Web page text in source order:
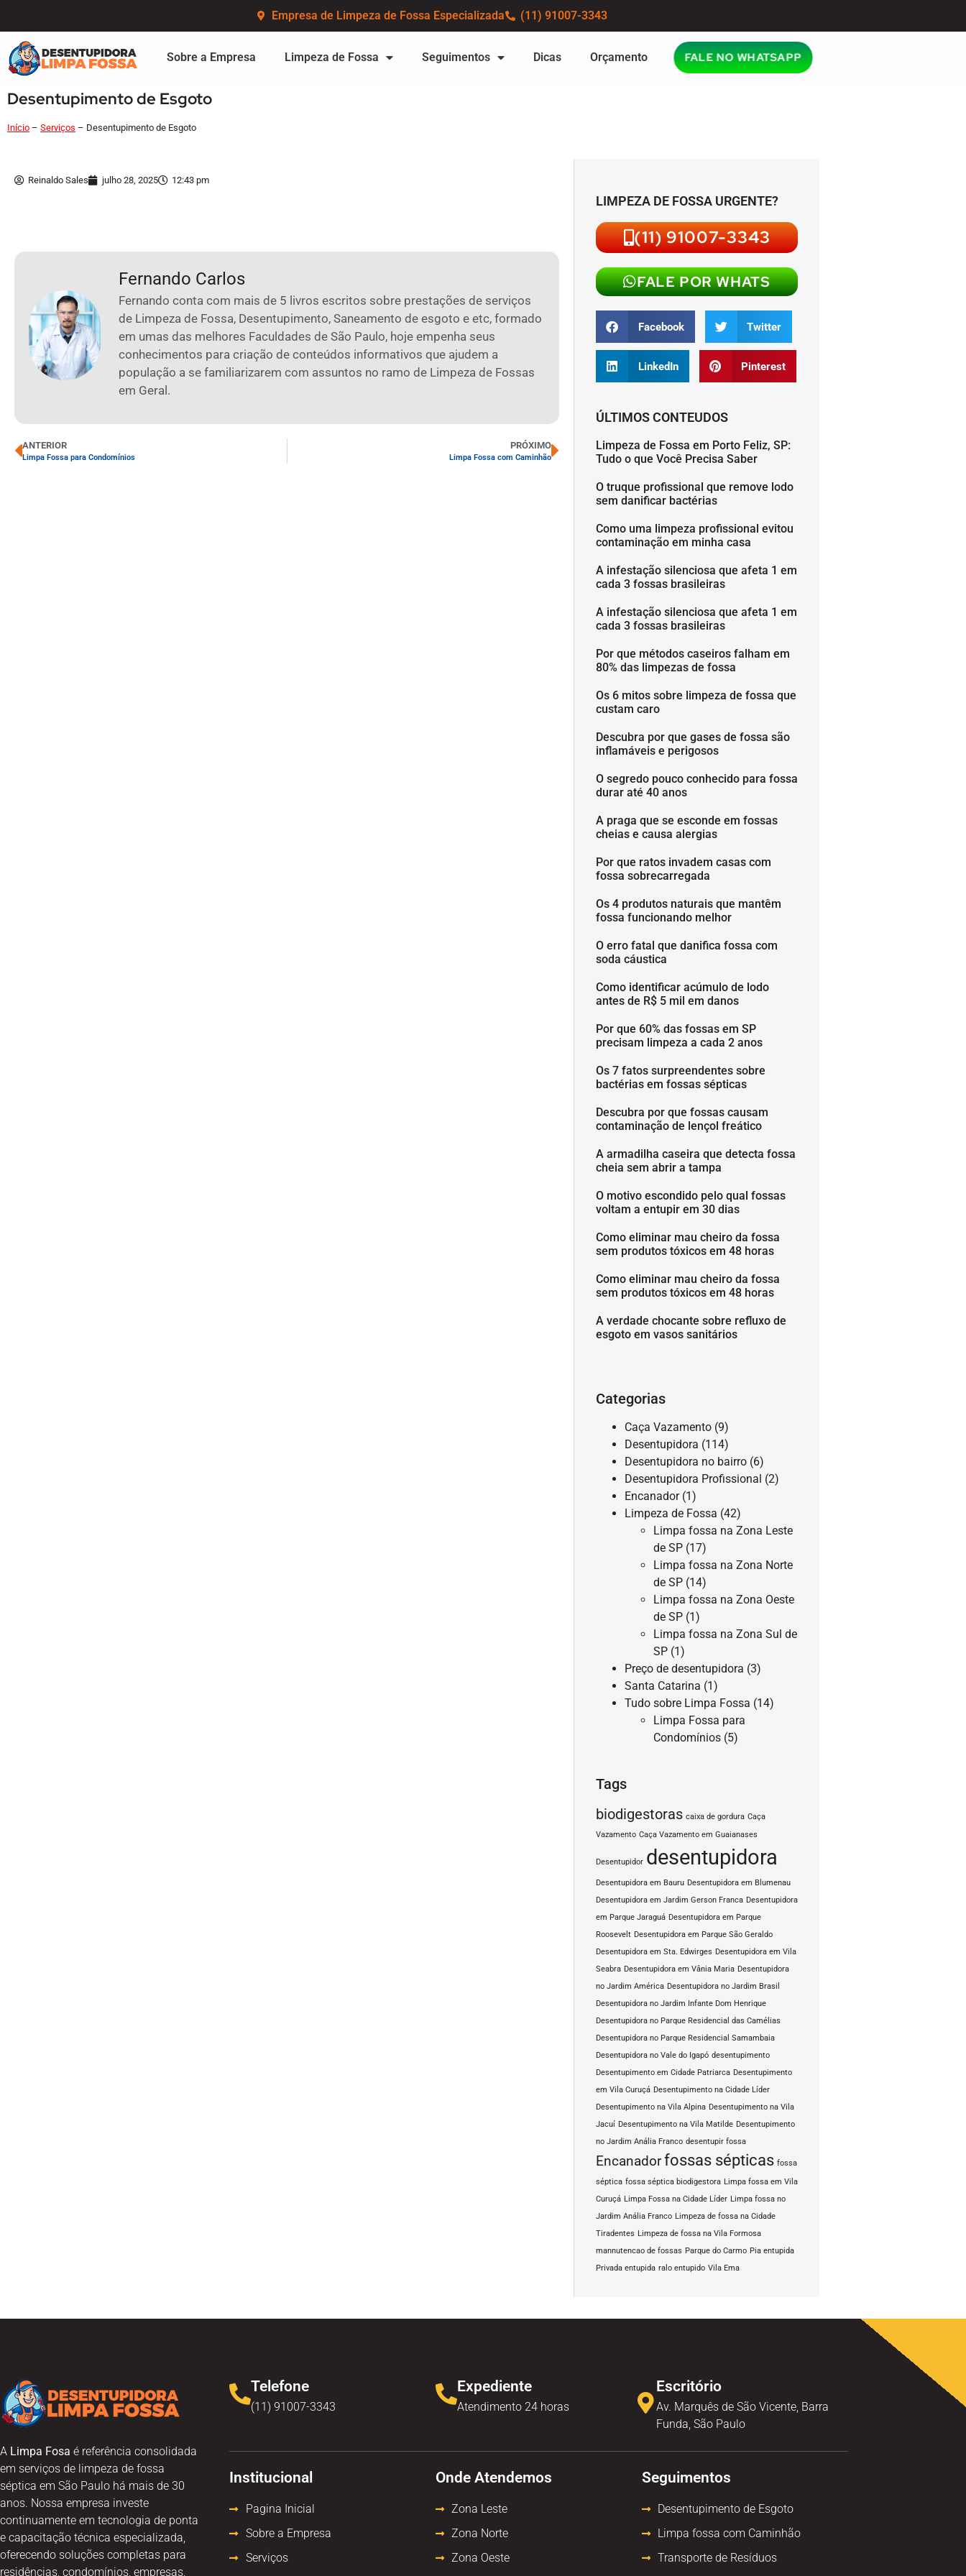
Empresa de Limpeza de Fossa Especializada (11) 91007-3343
Sobre a Empresa Limpeza de Fossa Seguimentos Dicas Orçamento FALE NO WHATSAPP
Desentupimento de Esgoto
Início – Serviços – Desentupimento de Esgoto
Reinaldo Sales julho 28, 2025 12:43 pm
Fernando Carlos
Fernando conta com mais de 5 livros escritos sobre prestações de serviços
de Limpeza de Fossa, Desentupimento, Saneamento de esgoto e etc, formado
em umas das melhores Faculdades de São Paulo, hoje empenha seus
conhecimentos para criação de conteúdos informativos que ajudem a
população a se familiarizarem com assuntos no ramo de Limpeza de Fossas
em Geral.
ANTERIOR
Limpa Fossa para Condomínios
PRÓXIMO
Limpa Fossa com Caminhão
LIMPEZA DE FOSSA URGENTE?
(11) 91007-3343
FALE POR WHATS
Facebook Twitter
LinkedIn Pinterest
ÚLTIMOS CONTEUDOS
Limpeza de Fossa em Porto Feliz, SP:
Tudo o que Você Precisa Saber
O truque profissional que remove lodo
sem danificar bactérias
Como uma limpeza profissional evitou
contaminação em minha casa
A infestação silenciosa que afeta 1 em
cada 3 fossas brasileiras
A infestação silenciosa que afeta 1 em
cada 3 fossas brasileiras
Por que métodos caseiros falham em
80% das limpezas de fossa
Os 6 mitos sobre limpeza de fossa que
custam caro
Descubra por que gases de fossa são
inflamáveis e perigosos
O segredo pouco conhecido para fossa
durar até 40 anos
A praga que se esconde em fossas
cheias e causa alergias
Por que ratos invadem casas com
fossa sobrecarregada
Os 4 produtos naturais que mantêm
fossa funcionando melhor
O erro fatal que danifica fossa com
soda cáustica
Como identificar acúmulo de lodo
antes de R$ 5 mil em danos
Por que 60% das fossas em SP
precisam limpeza a cada 2 anos
Os 7 fatos surpreendentes sobre
bactérias em fossas sépticas
Descubra por que fossas causam
contaminação de lençol freático
A armadilha caseira que detecta fossa
cheia sem abrir a tampa
O motivo escondido pelo qual fossas
voltam a entupir em 30 dias
Como eliminar mau cheiro da fossa
sem produtos tóxicos em 48 horas
Como eliminar mau cheiro da fossa
sem produtos tóxicos em 48 horas
A verdade chocante sobre refluxo de
esgoto em vasos sanitários
Categorias
Caça Vazamento (9)
Desentupidora (114)
Desentupidora no bairro (6)
Desentupidora Profissional (2)
Encanador(1)
Limpeza de Fossa (42)
Limpa fossa na Zona Leste
de SP (17)
Limpa fossa na Zona Norte
de SP (14)
Limpa fossa na Zona Oeste
de SP (1)
Limpa fossa na Zona Sul de
SP (1)
Preço de desentupidora (3)
Santa Catarina (1)
Tudo sobre Limpa Fossa (14)
Limpa Fossa para
Condomínios (5)
Tags
biodigestoras caixa de gordura Caça
Vazamento Caça Vazamento em Guaianases
Desentupidor desentupidora
Desentupidora em Bauru Desentupidora em Blumenau
Desentupidora em Jardim Gerson Franca Desentupidora
em Parque Jaraguá Desentupidora em Parque
Roosevelt Desentupidora em Parque São Geraldo
Desentupidora em Sta. Edwirges Desentupidora em Vila
Seabra Desentupidora em Vânia Maria Desentupidora
no Jardim América Desentupidora no Jardim Brasil
Desentupidora no Jardim Infante Dom Henrique
Desentupidora no Parque Residencial das Camélias
Desentupidora no Parque Residencial Samambaia
Desentupidora no Vale do Igapó desentupimento
Desentupimento em Cidade Patriarca Desentupimento
em Vila Curuçá Desentupimento na Cidade Líder
Desentupimento na Vila Alpina Desentupimento na Vila
Jacuí Desentupimento na Vila Matilde Desentupimento
no Jardim Anália Franco desentupir fossa
Encanadorfossas sépticas fossa
séptica fossa séptica biodigestora Limpa fossa em Vila
Curuçá Limpa Fossa na Cidade Líder Limpa fossa no
Jardim Anália Franco Limpeza de fossa na Cidade
Tiradentes Limpeza de fossa na Vila Formosa
mannutencao de fossas Parque do Carmo Pia entupida
Privada entupida ralo entupido Vila Ema
A Limpa Fosa é referência consolidada
em serviços de limpeza de fossa
séptica em São Paulo há mais de 30
anos. Nossa empresa investe
continuamente em tecnologia de ponta
e capacitação técnica especializada,
oferecendo soluções completas para
residências, condomínios, empresas,
Telefone
(11) 91007-3343
Expediente
Atendimento 24 horas
Escritório
Av. Marquês de São Vicente, Barra
Funda, São Paulo
Institucional
Pagina Inicial
Sobre a Empresa
Serviços
Onde Atendemos
Zona Leste
Zona Norte
Zona Oeste
Seguimentos
Desentupimento de Esgoto
Limpa fossa com Caminhão
Transporte de Resíduos